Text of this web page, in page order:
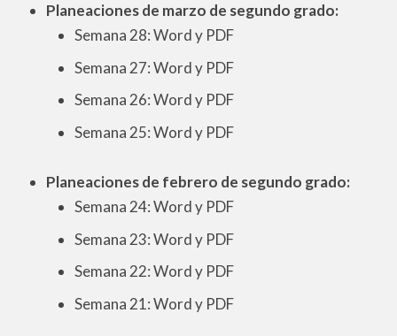
Planeaciones de marzo de segundo grado:
Semana 28: Word y PDF
Semana 27: Word y PDF
Semana 26: Word y PDF
Semana 25: Word y PDF
Planeaciones de febrero de segundo grado:
Semana 24: Word y PDF
Semana 23: Word y PDF
Semana 22: Word y PDF
Semana 21: Word y PDF